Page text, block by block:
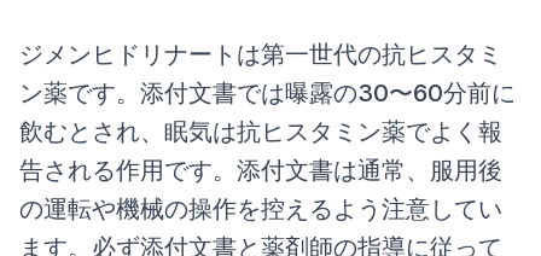
ジメンヒドリナートは第一世代の抗ヒスタミ
ン薬です。添付文書では曝露の30〜60分前に
飲むとされ、眠気は抗ヒスタミン薬でよく報
告される作用です。添付文書は通常、服用後
の運転や機械の操作を控えるよう注意してい
ます。必ず添付文書と薬剤師の指導に従って